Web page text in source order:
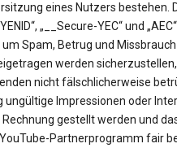
eines Nutzers bestehen.
„__Secure-YEC“ und
Spam, Betrug und
werden
nicht fälschlicherweise
ungültige Impressionen oder
Rechnung gestellt werden und
Partnerprogramm fair